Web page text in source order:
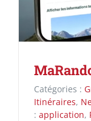
Catégories :
Itinéraires,
: application,